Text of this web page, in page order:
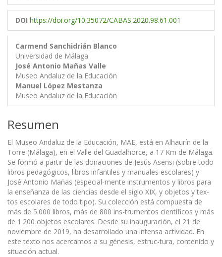
DOI https://doi.org/10.35072/CABAS.2020.98.61.001
Carmend Sanchidrián Blanco
Universidad de Málaga
José Antonio Mañas Valle
Museo Andaluz de la Educación
Manuel López Mestanza
Museo Andaluz de la Educación
Resumen
El Museo Andaluz de la Educación, MAE, está en Alhaurín de la
Torre (Málaga), en el Valle del Guadalhorce, a 17 Km de Málaga.
Se formó a partir de las donaciones de Jesús Asensi (sobre todo
libros pedagógicos, libros infantiles y manuales escolares) y
José Antonio Mañas (especial-mente instrumentos y libros para
la enseñanza de las ciencias desde el siglo XIX, y objetos y tex-
tos escolares de todo tipo). Su colección está compuesta de
más de 5.000 libros, más de 800 ins-trumentos científicos y más
de 1.200 objetos escolares. Desde su inauguración, el 21 de
noviembre de 2019, ha desarrollado una intensa actividad. En
este texto nos acercamos a su génesis, estruc-tura, contenido y
situación actual.